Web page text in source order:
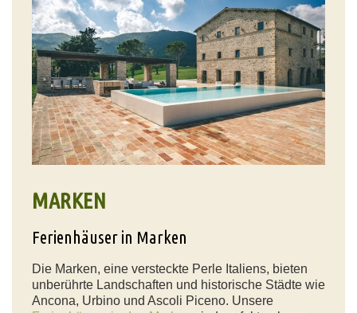
MARKEN
Ferienhäuser in Marken
Die Marken, eine versteckte Perle Italiens, bieten
unberührte Landschaften und historische Städte wie
Ancona, Urbino und Ascoli Piceno. Unsere